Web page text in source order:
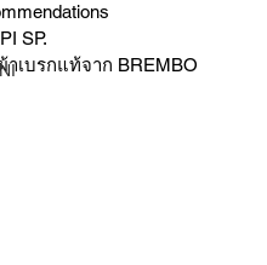
SP.
เบรกแท้จาก BREMBO